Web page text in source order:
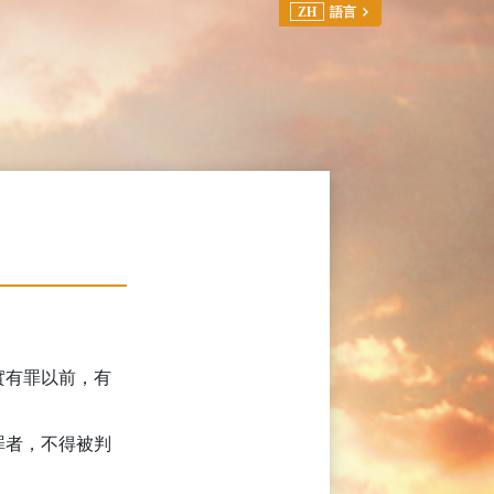
ZH 語言
罪以前，有
，不得被判